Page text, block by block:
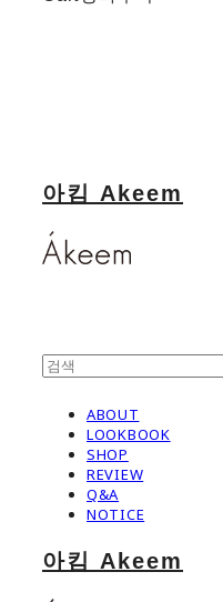
아킴 Akeem
ABOUT
LOOKBOOK
SHOP
REVIEW
Q&A
NOTICE
아킴 Akeem